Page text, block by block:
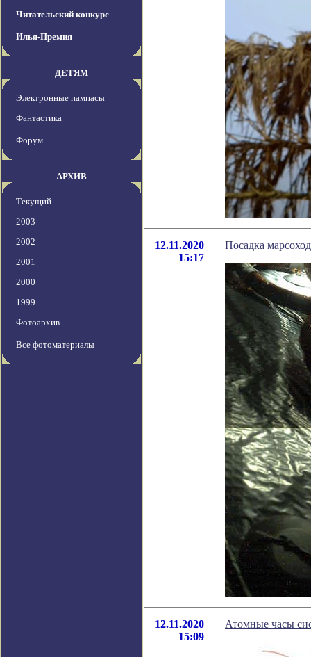
Читательский конкурс
Илья-Премия
ДЕТЯМ
Электронные пампасы
Фантастика
Форум
АРХИВ
Текущий
2003
2002
2001
2000
1999
Фотоархив
Все фотоматериалы
12.11.2020
15:17
Посадка
12.11.2020
15:09
Атомные часы